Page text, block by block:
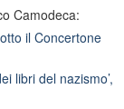
Camodeca:
il Concertone
libri del nazismo’,